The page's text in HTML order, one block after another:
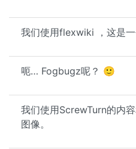
我们使用flexwiki ，这是一
呃… Fogbugz呢？ 🙂
我们使用ScrewTurn的内
图像。